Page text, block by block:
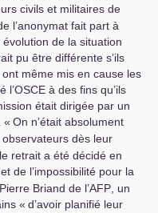
civils et militaires de
l’anonymat fait part à
évolution de la situation
pu être différente s’ils
même mis en cause les
l’OSCE à des fins qu’ils
était dirigée par un
« On n’était absolument
dès leur
retrait a été décidé en
de l’impossibilité pour la
Briand de l’AFP , un
« d’avoir planifié leur